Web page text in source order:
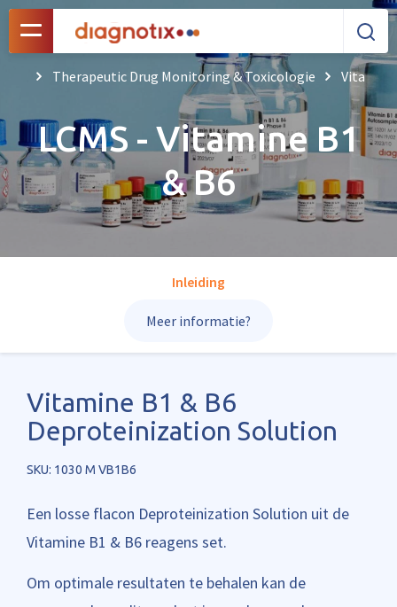
Therapeutic Drug Monitoring & Toxicologie
LCMS - Vitamine B1
& B6
Inleiding
Meer informatie?
Vitamine B1 & B6
Deproteinization Solution
SKU: 1030 M VB1B6
Een losse flacon Deproteinization Solution uit de
Vitamine B1 & B6 reagens set.
Om optimale resultaten te behalen kan de